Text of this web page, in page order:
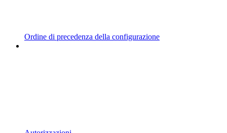
Ordine di precedenza della configurazione